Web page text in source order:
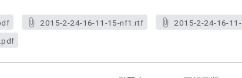
2015-2-24-16-11-15-nf1.rtf
2015-2-24-16-